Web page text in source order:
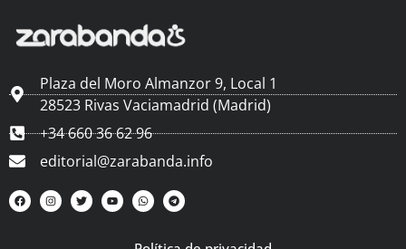
Plaza del Moro Almanzor 9, Local 1
28523 Rivas Vaciamadrid (Madrid)
+34 660 36 62 96
editorial@zarabanda.info